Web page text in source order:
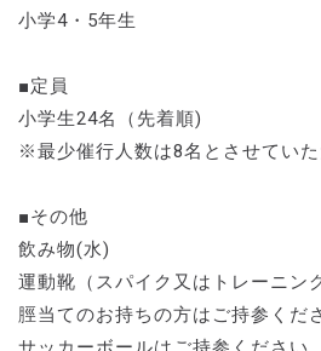
小学4・5年生
■定員
小学生24名（先着順)
※最少催行人数は8名とさせていた
■その他
飲み物(水)
運動靴（スパイク又はトレーニン
脛当てのお持ちの方はご持参くだ